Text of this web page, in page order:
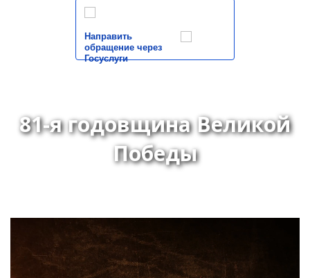
Направить
обращение через
Госуслуги
81-я годовщина Великой
Победы